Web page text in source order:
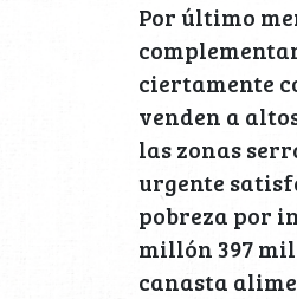
Por último
ciertamente
venden a
las zonas
urgente
pobreza por
millón 397
canasta